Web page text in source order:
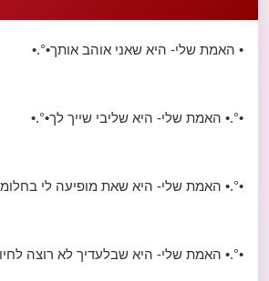
• האמת שלי- היא שאני אוהב אותך•°.•
•°.• האמת שלי- היא שליבי שייך לך•°.•
•°.• האמת שלי- היא שאת מופיעה לי
•°.• האמת שלי- היא שבלעדיך לא רוצה